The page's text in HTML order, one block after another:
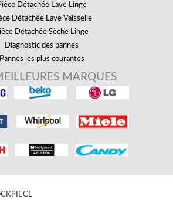
Détachée Lave Linge
Détachée Lave Vaisselle
Détachée Sèche Linge
Diagnostic des pannes
Pannes les plus courantes
MARQUES